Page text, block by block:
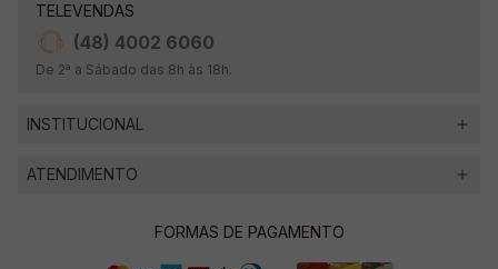
TELEVENDAS
(48) 4002 6060
De 2ª a Sábado das 8h às 18h.
INSTITUCIONAL
ATENDIMENTO
FORMAS DE PAGAMENTO